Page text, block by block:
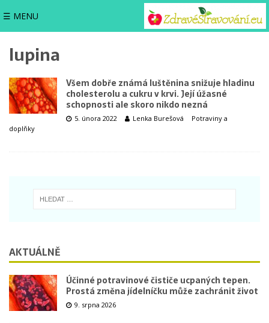
☰ MENU
lupina
Všem dobře známá luštěnina snižuje hladinu
cholesterolu a cukru v krvi. Její úžasné
schopnosti ale skoro nikdo nezná
5. února 2022 Lenka Burešová
Potraviny a
doplňky
AKTUÁLNĚ
Účinné potravinové čističe ucpaných tepen.
Prostá změna jídelníčku může zachránit život
9. srpna 2026